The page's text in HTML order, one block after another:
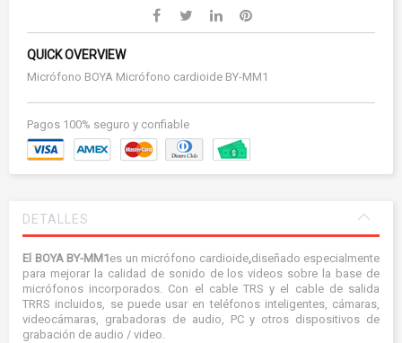
QUICK OVERVIEW
Micrófono BOYA Micrófono cardioide BY-MM1
Pagos 100% seguro y confiable
DETALLES
El BOYA BY-MM1es un micrófono cardioide,diseñado especialmente
para mejorar la calidad de sonido de los videos sobre la base de
micrófonos incorporados. Con el cable TRS y el cable de salida
TRRS incluidos, se puede usar en teléfonos inteligentes, cámaras,
videocámaras, grabadoras de audio, PC y otros dispositivos de
grabación de audio / video.